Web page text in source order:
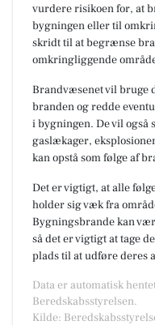
vurdere risikoen for, at
bygningen eller til
skridt til at begrænse
omkringliggende
Brandvæsenet vil bruge
branden og redde
i bygningen. De vil også
gaslækager,
kan opstå som følge af
Det er vigtigt, at alle
holder sig væk fra
Bygningsbrande kan
så det er vigtigt at tage
plads til at udføre deres
Data er automatisk
Beredskabsstyrelsen.
Kilde: